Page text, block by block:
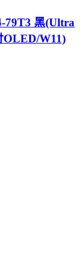
79T3 黑(Ultra
OLED/W11)